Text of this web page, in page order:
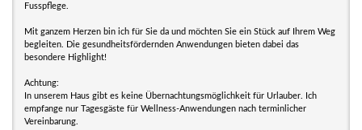
Fusspflege.
Mit ganzem Herzen bin ich für Sie da und möchten Sie ein Stück auf Ihrem Weg
begleiten. Die gesundheitsfördernden Anwendungen bieten dabei das
besondere Highlight!
Achtung:
In unserem Haus gibt es keine Übernachtungsmöglichkeit für Urlauber. Ich
empfange nur Tagesgäste für Wellness-Anwendungen nach terminlicher
Vereinbarung.